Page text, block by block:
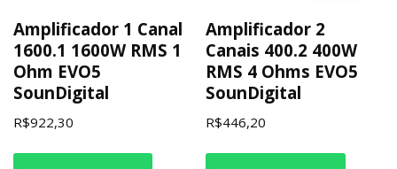
Amplificador 1 Canal
1600.1 1600W RMS 1
Ohm EVO5
SounDigital
R$922,30
Amplificador 2
Canais 400.2 400W
RMS 4 Ohms EVO5
SounDigital
R$446,20